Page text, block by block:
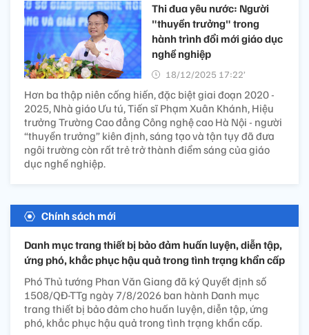
Thi đua yêu nước: Người
"thuyền trưởng" trong
hành trình đổi mới giáo dục
nghề nghiệp
18/12/2025 17:22’
Hơn ba thập niên cống hiến, đặc biệt giai đoạn 2020 -
2025, Nhà giáo Ưu tú, Tiến sĩ Phạm Xuân Khánh, Hiệu
trưởng Trường Cao đẳng Công nghệ cao Hà Nội - người
“thuyền trưởng” kiên định, sáng tạo và tận tụy đã đưa
ngôi trường còn rất trẻ trở thành điểm sáng của giáo
dục nghề nghiệp.
Chính sách mới
Danh mục trang thiết bị bảo đảm huấn luyện, diễn tập,
ứng phó, khắc phục hậu quả trong tình trạng khẩn cấp
Phó Thủ tướng Phan Văn Giang đã ký Quyết định số
1508/QĐ-TTg ngày 7/8/2026 ban hành Danh mục
trang thiết bị bảo đảm cho huấn luyện, diễn tập, ứng
phó, khắc phục hậu quả trong tình trạng khẩn cấp.